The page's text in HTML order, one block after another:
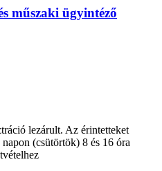
műszaki ügyintéző
lezárult. Az érintetteket
(csütörtök) 8 és 16 óra